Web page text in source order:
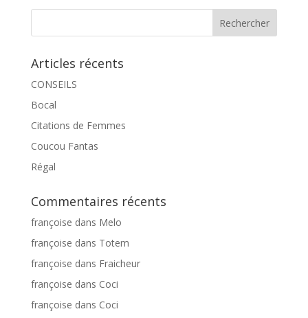
Articles récents
CONSEILS
Bocal
Citations de Femmes
Coucou Fantas
Régal
Commentaires récents
françoise dans Melo
françoise dans Totem
françoise dans Fraicheur
françoise dans Coci
françoise dans Coci